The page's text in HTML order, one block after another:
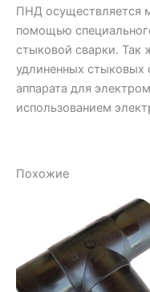
ПНД осуществляется
помощью
стыковой сварки. Так
удлиненных стыковых
аппарата для
использованием
Похожие